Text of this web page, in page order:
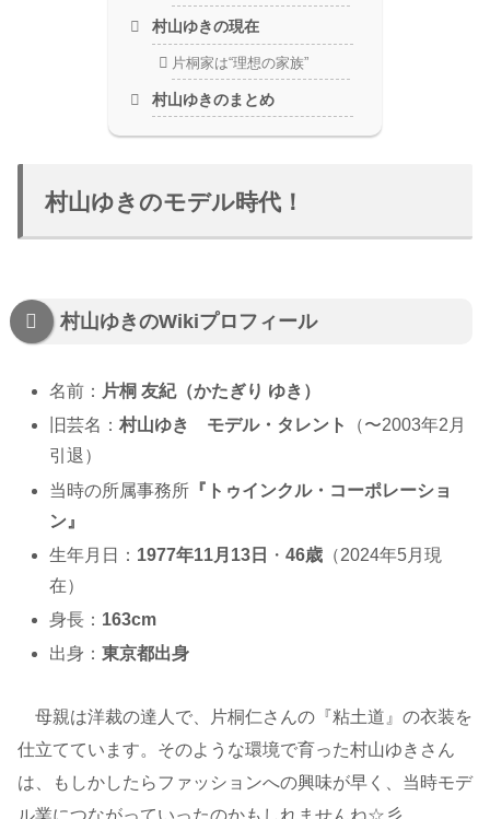
村山ゆきの現在
片桐家は“理想の家族”
村山ゆきのまとめ
村山ゆきのモデル時代！
村山ゆきのWikiプロフィール
名前： 片桐友紀（かたぎり ゆき）
旧芸名：村山ゆき モデル・タレント
（〜2003年2月
引退）
当時の所属事務所 『トゥインクル・コーポレーショ
ン』
生年月日： 1977年11月13日 ・46歳 （2024年5月現
在）
身長： 163cm
出身：東京都出身
母親は洋裁の達人で、片桐仁さんの『粘土道』の衣装を
仕立てています。そのような環境で育った村山ゆきさん
は、もしかしたらファッションへの興味が早く、当時モデ
ル業につながっていったのかもしれませんね☆彡